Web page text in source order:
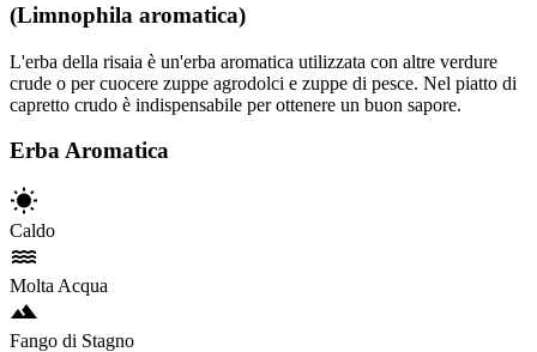
(Limnophila aromatica)
L'erba della risaia è un'erba aromatica utilizzata con altre verdure
crude o per cuocere zuppe agrodolci e zuppe di pesce. Nel piatto di
capretto crudo è indispensabile per ottenere un buon sapore.
Erba Aromatica
Caldo
Molta Acqua
Fango di Stagno